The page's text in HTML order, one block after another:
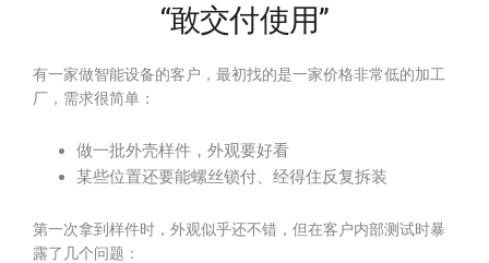
“敢交付使用”
有一家做智能设备的客户，最初找的是一家价格非常低的加工
厂，需求很简单：
做一批外壳样件，外观要好看
某些位置还要能螺丝锁付、经得住反复拆装
第一次拿到样件时，外观似乎还不错，但在客户内部测试时暴
露了几个问题：